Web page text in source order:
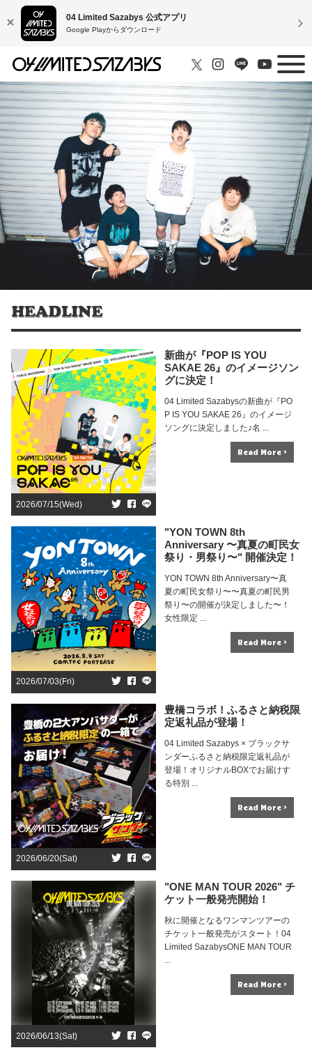
04 Limited Sazabys 公式アプリ
Google Playからダウンロード
2026/07/15(Wed)
新曲が『POP IS YOU
SAKAE 26』のイメージソン
グに決定！
04 Limited Sazabysの新曲が『PO
P IS YOU SAKAE 26』のイメージ
ソングに決定しました♪名 ...
Read More >
2026/07/03(Fri)
"YON TOWN 8th
Anniversary 〜真夏の町民女
祭り・男祭り〜" 開催決定！
YON TOWN 8th Anniversary〜真
夏の町民女祭り〜〜真夏の町民男
祭り〜の開催が決定しました〜！
女性限定 ...
Read More >
2026/06/20(Sat)
豊橋コラボ！ふるさと納税限
定返礼品が登場！
04 Limited Sazabys × ブラックサ
ンダーふるさと納税限定返礼品が
登場！オリジナルBOXでお届けす
る特別 ...
Read More >
2026/06/13(Sat)
"ONE MAN TOUR 2026" チ
ケット一般発売開始！
秋に開催となるワンマンツアーの
チケット一般発売がスタート！04
Limited SazabysONE MAN TOUR
...
Read More >